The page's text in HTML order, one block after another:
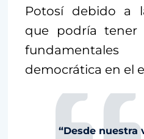
Potosí debido a
que podría tener
democrática en el
“Desde nuestra